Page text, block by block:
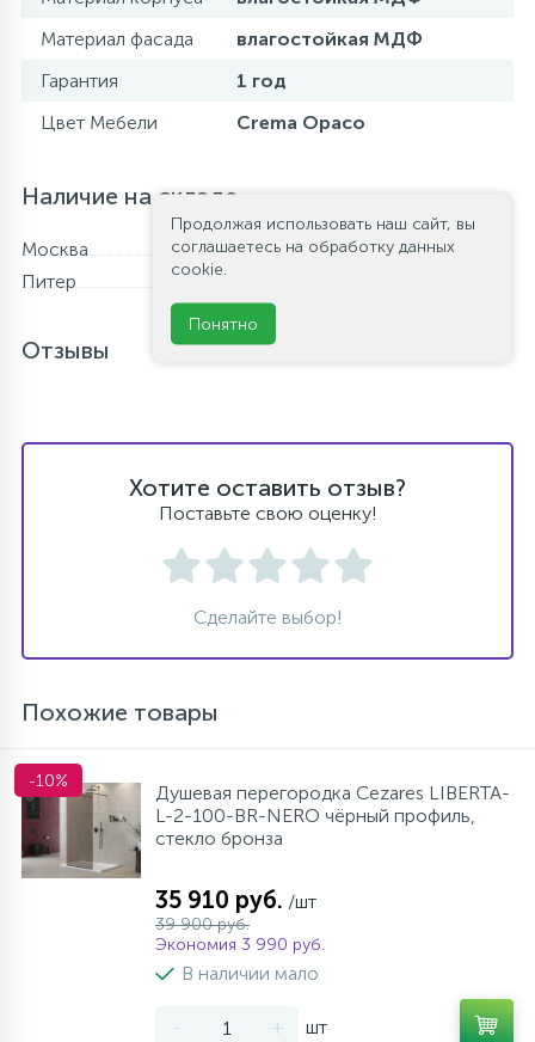
Материал фасада
влагостойкая МДФ
Гарантия
1 год
Цвет Мебели
Crema Opaco
Наличие на складе
Москва
Нет в наличии
Питер
Отзывы
Хотите оставить отзыв?
Поставьте свою оценку!
Сделайте выбор!
Похожие товары
-10%
Душевая перегородка Cezares LIBERTA-
L-2-100-BR-NERO чёрный профиль,
стекло бронза
35 910 руб. /шт
39 900 руб.
Экономия 3 990 руб.
В наличии мало
- + шт
Продолжая использовать наш сайт, вы
соглашаетесь на обработку данных
cookie.
Понятно